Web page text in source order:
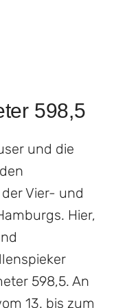
598,5
und die
Vier- und
Hier,
598,5. An
13. bis zum